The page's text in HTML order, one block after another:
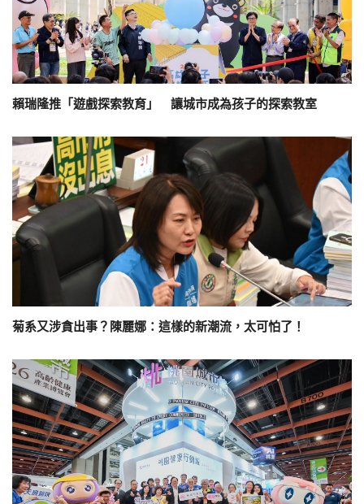
賴瑞隆推「遊戲探索教育」 讓城市成為孩子的探索教室
菊系又涉貪出事？陳麗娜：這樣的新潮流，太可怕了！